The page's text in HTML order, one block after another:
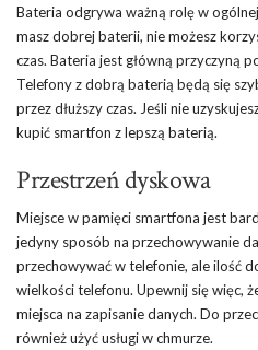
Bateria odgrywa ważną rolę w
masz dobrej baterii, nie możesz
czas. Bateria jest główną przyczyną
Telefony z dobrą baterią będą się
przez dłuższy czas. Jeśli nie
kupić smartfon z lepszą baterią.
Przestrzeń dyskowa
Miejsce w pamięci smartfona jest
jedyny sposób na przechowywanie
przechowywać w telefonie, ale ilość
wielkości telefonu. Upewnij się więc,
miejsca na zapisanie danych. Do
również użyć usługi w chmurze.